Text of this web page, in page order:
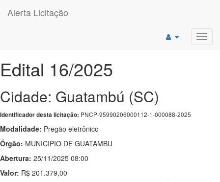
Alerta Licitação
Edital 16/2025
Cidade: Guatambú (SC)
Identificador desta licitação: PNCP-95990206000112-1-000088-2025
Modalidade: Pregão eletrônico
Órgão: MUNICIPIO DE GUATAMBU
Abertura: 25/11/2025 08:00
Valor: R$ 201.379,00